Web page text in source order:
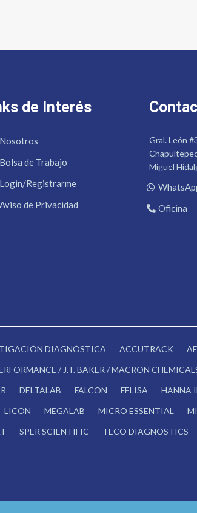
de Interés
Nosotros
Bolsa de Trabajo
Login/Registrarme
Aviso de Privacidad
Gral. León
Miguel
Oficina
DIAGNÓSTICA ACCUTRACK
/ J.T. BAKER / MACRON
DELTALAB FALCON FELISA HANNA
LICON MEGALAB MICRO ESSENTIAL
SPER SCIENTIFIC TECO DIAGNOSTICS